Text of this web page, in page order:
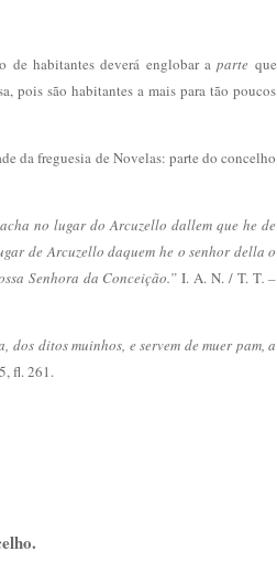
de habitantes deverá englobar aparte que
pois são habitantes a mais para tão poucos
da freguesia de Novelas: parte do concelho
no lugar do Arcuzello dallem que he de
de Arcuzello daquem he o senhor della o
Senhora da Conceição.” I. A. N. / T. T. –
ditos muinhos, e servem de muer pam, a
fl. 261.